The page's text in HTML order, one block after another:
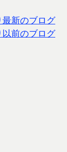
最新のブログ
以前のブログ